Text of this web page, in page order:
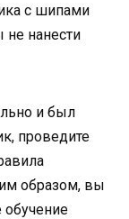
с шипами
нанести
и был
проведите
образом, вы
обучение